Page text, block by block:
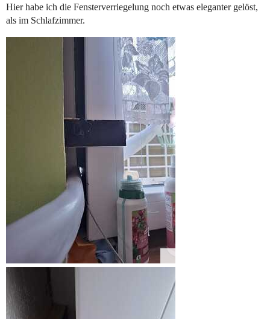
Hier habe ich die Fensterverriegelung noch etwas eleganter gelöst,
als im Schlafzimmer.